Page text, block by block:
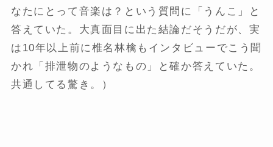
なたにとって音楽は？という質問に「うんこ」と
答えていた。大真面目に出た結論だそうだが、実
は10年以上前に椎名林檎もインタビューでこう聞
かれ「排泄物のようなもの」と確か答えていた。
共通してる驚き。）